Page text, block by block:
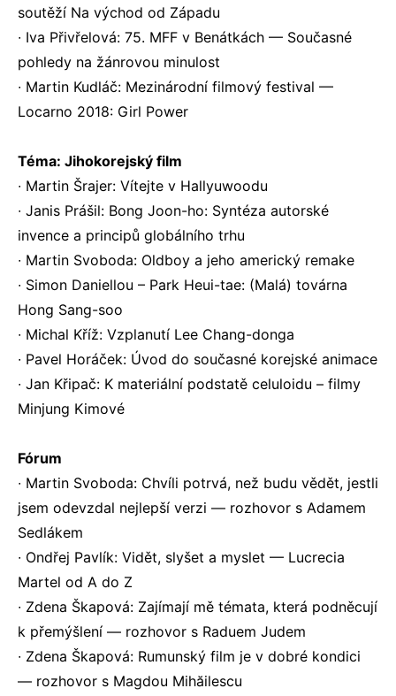
soutěží Na východ od Západu
∙ Iva Přivřelová: 75. MFF v Benátkách — Současné
pohledy na žánrovou minulost
∙ Martin Kudláč: Mezinárodní filmový festival —
Locarno 2018: Girl Power
Téma: Jihokorejský film
∙ Martin Šrajer: Vítejte v Hallyuwoodu
∙ Janis Prášil: Bong Joon-ho: Syntéza autorské
invence a principů globálního trhu
∙ Martin Svoboda: Oldboy a jeho americký remake
∙ Simon Daniellou – Park Heui-tae: (Malá) továrna
Hong Sang-soo
∙ Michal Kříž: Vzplanutí Lee Chang-donga
∙ Pavel Horáček: Úvod do současné korejské animace
∙ Jan Křipač: K materiální podstatě celuloidu – filmy
Minjung Kimové
Fórum
∙ Martin Svoboda: Chvíli potrvá, než budu vědět, jestli
jsem odevzdal nejlepší verzi — rozhovor s Adamem
Sedlákem
∙ Ondřej Pavlík: Vidět, slyšet a myslet — Lucrecia
Martel od A do Z
∙ Zdena Škapová: Zajímají mě témata, která podněcují
k přemýšlení — rozhovor s Raduem Judem
∙ Zdena Škapová: Rumunský film je v dobré kondici
— rozhovor s Magdou Mihăilescu